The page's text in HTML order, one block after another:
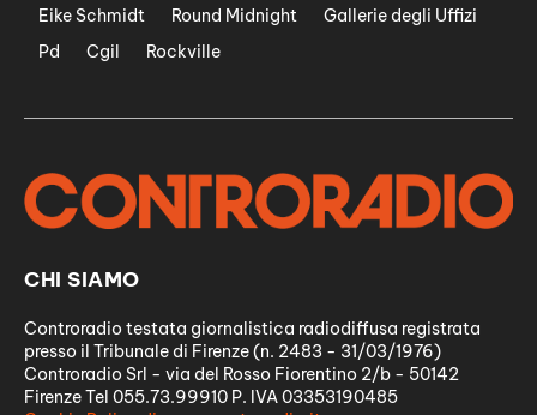
Eike Schmidt
Round Midnight
Gallerie degli Uffizi
Pd
Cgil Rockville
CHI SIAMO
Controradio testata giornalistica radiodiffusa registrata
presso il Tribunale di Firenze (n. 2483 - 31/03/1976)
Controradio Srl - via del Rosso Fiorentino 2/b - 50142
Firenze Tel 055.73.99910 P. IVA 03353190485